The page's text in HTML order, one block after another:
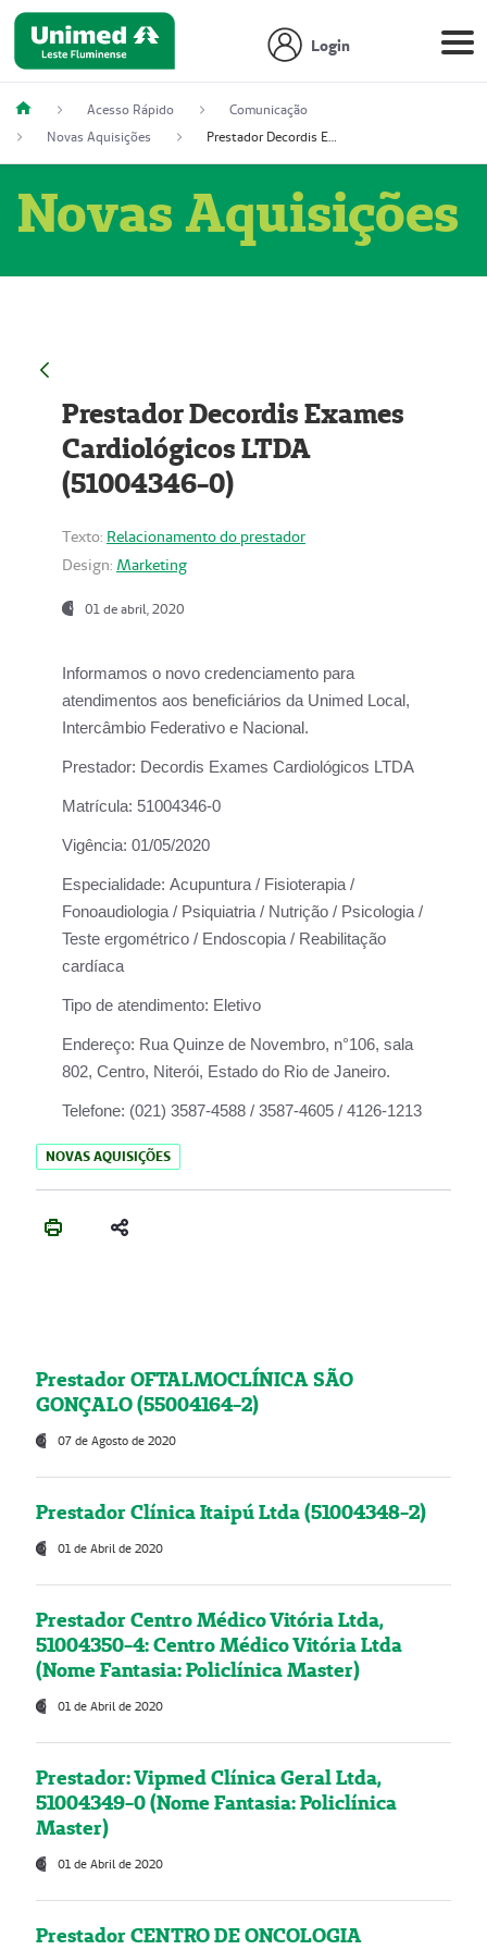
Login
Acesso Rápido
Comunicação
Novas Aquisições
Prestador Decordis Exames Cardiológicos LTDA (51004346-0)
Novas Aquisições
Prestador Decordis Exames
Cardiológicos LTDA
(51004346-0)
Texto: Relacionamento do prestador
Design: Marketing
01 de abril, 2020
Informamos o novo credenciamento para
atendimentos aos beneficiários da Unimed Local,
Intercâmbio Federativo e Nacional.
Prestador: Decordis Exames Cardiológicos LTDA
Matrícula: 51004346-0
Vigência: 01/05/2020
Especialidade: Acupuntura / Fisioterapia /
Fonoaudiologia / Psiquiatria / Nutrição / Psicologia /
Teste ergométrico / Endoscopia / Reabilitação
cardíaca
Tipo de atendimento: Eletivo
Endereço: Rua Quinze de Novembro, n°106, sala
802, Centro, Niterói, Estado do Rio de Janeiro.
Telefone: (021) 3587-4588 / 3587-4605 / 4126-1213
NOVAS AQUISIÇÕES
Prestador OFTALMOCLÍNICA SÃO
GONÇALO (55004164-2)
07 de Agosto de 2020
Prestador Clínica Itaipú Ltda (51004348-2)
01 de Abril de 2020
Prestador Centro Médico Vitória Ltda,
51004350-4: Centro Médico Vitória Ltda
(Nome Fantasia: Policlínica Master)
01 de Abril de 2020
Prestador: Vipmed Clínica Geral Ltda,
51004349-0 (Nome Fantasia: Policlínica
Master)
01 de Abril de 2020
Prestador CENTRO DE ONCOLOGIA